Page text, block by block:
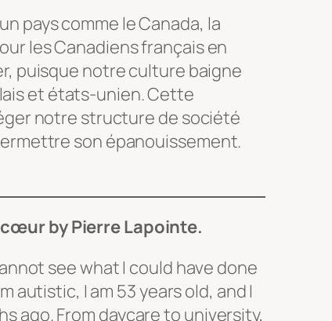
pays comme le Canada, la
les Canadiens français en
puisque notre culture baigne
et états-unien. Cette
notre structure de société
son épanouissement.
cœurby Pierre Lapointe.
see what I could have done
autistic, I am 53 years old, and I
ago. From daycare to university,